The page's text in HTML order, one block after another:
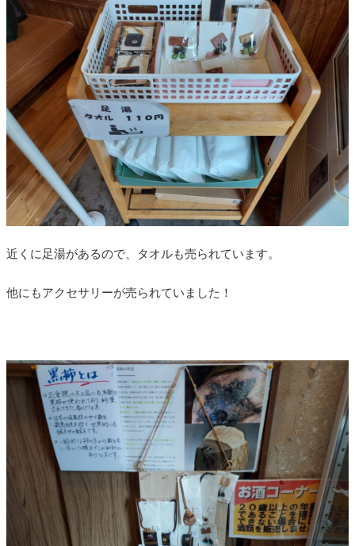
近くに足湯があるので、タオルも売られています。
他にもアクセサリーが売られていました！